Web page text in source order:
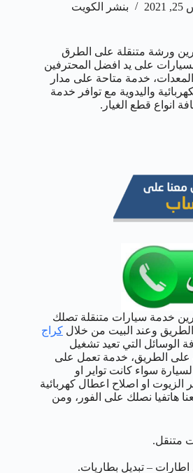
بنشر الكويت
ورشة متنقلة على الطرق
على يد افضل المحترفين
خدمة متاحة على مدار
واليدوية مع توافر خدمة
انواع قطع الغيار.
خدمة سيارات متنقلة تصلك
وعند البيت من خلال كراج
الوسائل التي تعيد تشغيل
على الطريق، خدمة تعمل على
سواء كانت تواير او
الزيوت او اصلاح اعطال كهربائية
هاتفيا نصلك على الفور، ومن
متنقل.
– تبديل بطاريات.